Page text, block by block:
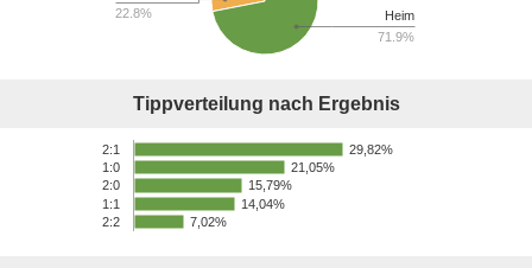
Heim
71.9%
22.8%
Tippverteilung nach Ergebnis
2:1
1:0
2:0
1:1
2:2
29,82%
21,05%
15,79%
14,04%
7,02%